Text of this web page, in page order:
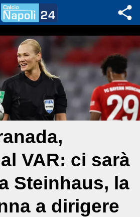
VAR: ci sarà
Steinhaus, la
a dirigere